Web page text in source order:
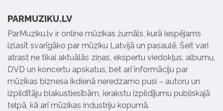
PARMUZIKU.LV
ParMuziku.lv ir online mūzikas žurnāls, kurā iespējams
izlasīt svarīgāko par mūziku Latvijā un pasaulē. Šeit vari
atrast ne tikai aktuālās ziņas, ekspertu viedokļus, albumu,
DVD un koncertu apskatus, bet arī informāciju par
mūzikas biznesa ikdienā neredzamo pusi – autoru un
izpildītāju blakustiesībām, ierakstu izpildījumu publiskajā
telpā, kā arī mūzikas industriju kopumā.